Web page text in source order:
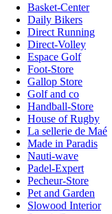
Basket-Center
Daily Bikers
Direct Running
Direct-Volley
Espace Golf
Foot-Store
Gallop Store
Golf and co
Handball-Store
House of Rugby
La sellerie de Maé
Made in Paradis
Nauti-wave
Padel-Expert
Pecheur-Store
Pet and Garden
Slowood Interior